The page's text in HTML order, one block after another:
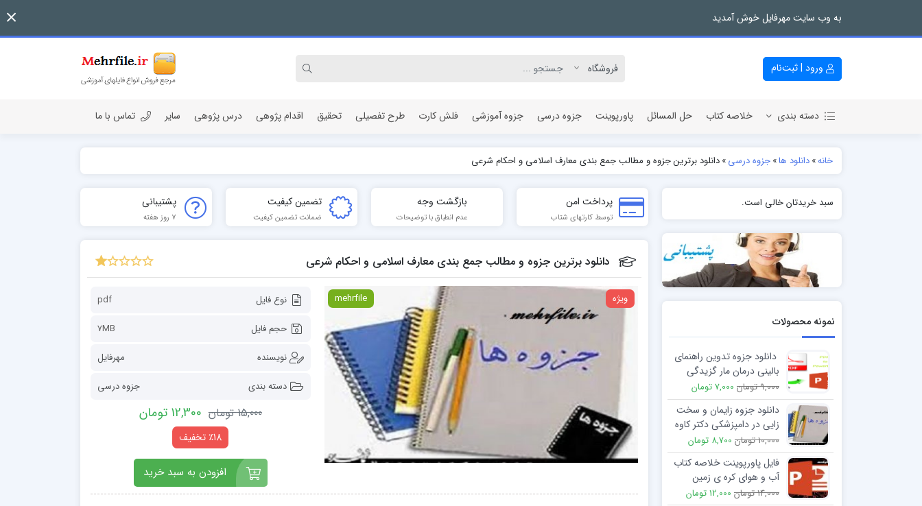
به وب سایت مهرفایل خوش آمدید
ورود | ثبت‌نام
دسته بندی
مقاله پژوهشی
خلاصه کتاب حل المسائل پاورپوینت جزوه درسی جزوه آموزشی فلش کارت طرح تفصیلی تحقیق اقدام پژوهی درس پژوهی سایر تماس با ما
خانه»دانلود ها»جزوه درسی»دانلود برترین جزوه و مطالب جمع بندی معارف اسلامی و احکام شرعی
پرداخت امن
توسط کارتهای شتاب
بازگشت وجه
عدم انطباق با توضیحات
تضمین کیفیت
ضمانت تضمین کیفیت
پشتیبانی
7 روز هفته
دانلود برترین جزوه و مطالب جمع بندی معارف اسلامی و احکام شرعی
ویژه mehrfile نوع فایل
pdf
حجم فایل
7MB
نویسنده
مهرفایل
دسته بندی
جزوه درسی
15,000 تومان 12,300 تومان
٪18 تخفیف
افزودن به سبد خرید
سبد خریدتان خالی است.
نمونه محصولات
دانلود جزوه تدوین راهنمای
بالینی درمان مار گزیدگی
9,000 تومان 7,000 تومان
دانلود جزوه زایمان و سخت
زایی در دامپزشکی دکتر کاوه
10,000 تومان 8,700 تومان
فایل پاورپوینت خلاصه کتاب
آب و هوای کره ی زمین
تالیف دکتر ابراهیم جعفرپور
14,000 تومان 12,000 تومان